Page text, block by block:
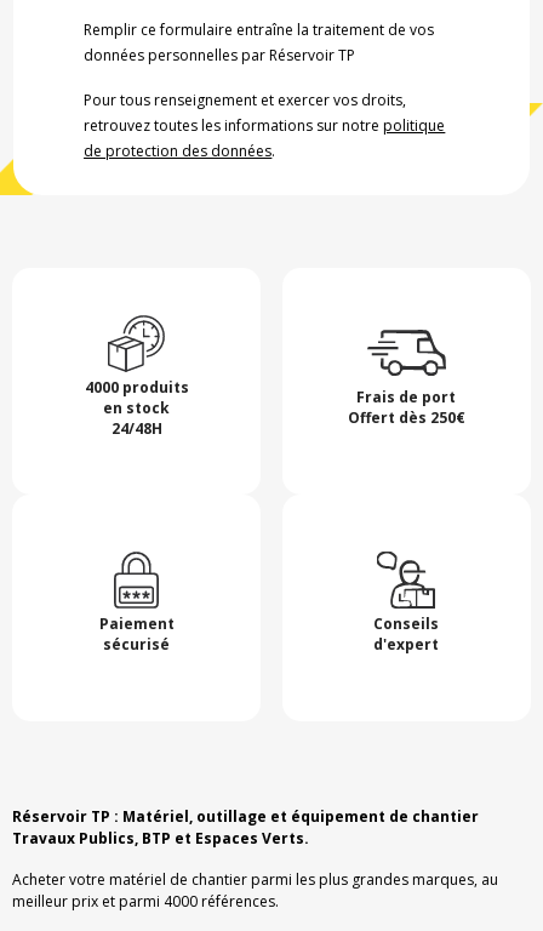
Remplir ce formulaire entraîne la traitement de vos
données personnelles par Réservoir TP
Pour tous renseignement et exercer vos droits,
retrouvez toutes les informations sur notrepolitique
de protection des données.
4000 produits
en stock
24/48H
Frais de port
Offert dès 250€
Paiement
sécurisé
Conseils
d'expert
Réservoir TP : Matériel, outillage et équipement de chantier
Travaux Publics, BTP et Espaces Verts.
Acheter votre matériel de chantier parmi les plus grandes marques, au
meilleur prix et parmi 4000 références.